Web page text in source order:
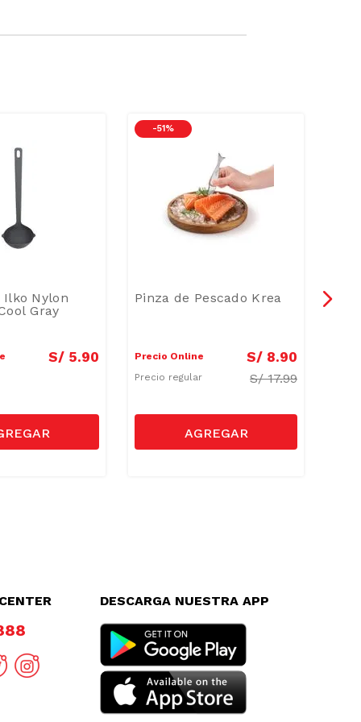
Nylon
Gray
S/ 5.90
-51 %
Pinza de Pescado Krea
Precio Online S/ 8.90
Precio regular S/17.99
DESCARGA NUESTRA APP